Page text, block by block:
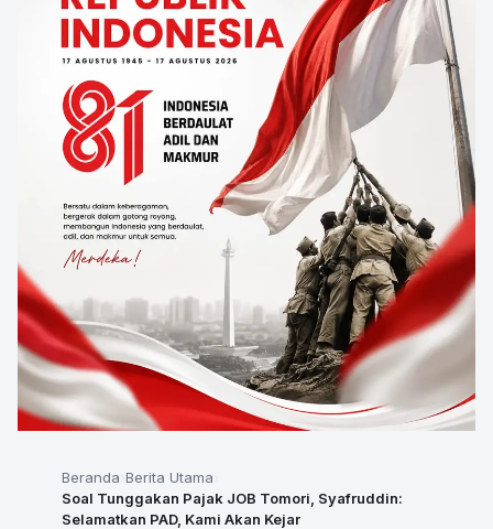
Beranda Berita Utama
Soal Tunggakan Pajak JOB Tomori, Syafruddin:
Selamatkan PAD, Kami Akan Kejar